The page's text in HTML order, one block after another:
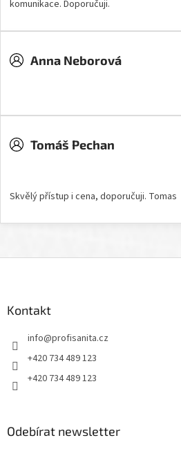
komunikace. Doporučuji.
Anna Neborová
Tomáš Pechan
Skvělý přístup i cena, doporučuji. Tomas
Kontakt
info@profisanita.cz
+420 734 489 123
+420 734 489 123
Odebírat newsletter